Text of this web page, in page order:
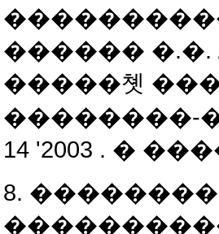
������ �.�.
�����쳿
��������-
14 '2003 . �
8.